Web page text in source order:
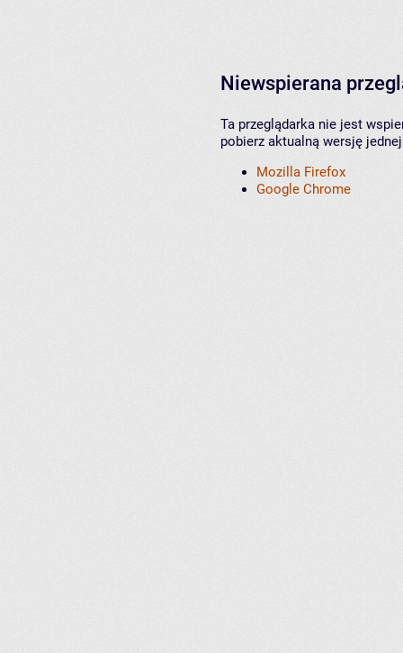
Niewspierana
Ta przeglądarka nie jest
pobierz aktualną wersję
Mozilla Firefox
Google Chrome